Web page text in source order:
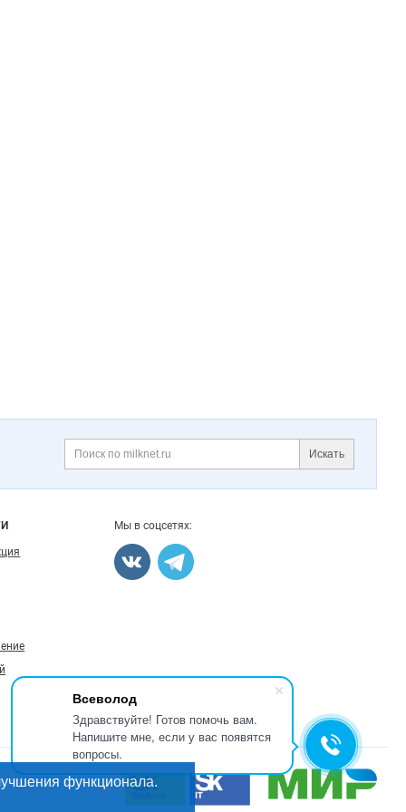
Всеволод
Здравствуйте! Готов помочь вам.
Напишите мне, если у вас появятся
вопросы.
Искать
Мы в соцсетях:
функционала.